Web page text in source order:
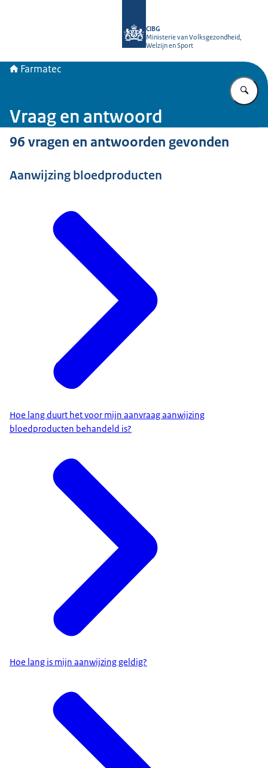
CIBG
Ministerie van Volksgezondheid,
Welzijn en Sport
Farmatec
Vraag en antwoord
96 vragen en antwoorden gevonden
Aanwijzing bloedproducten
Hoe lang duurt het voor mijn aanvraag aanwijzing
bloedproducten behandeld is?
Hoe lang is mijn aanwijzing geldig?